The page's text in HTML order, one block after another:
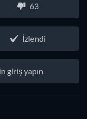
63
İzlendi
giriş yapın